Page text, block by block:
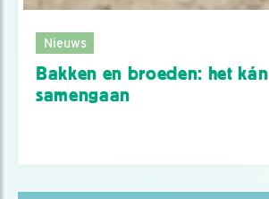
Nieuws
Bakken en broeden: het kán
samengaan